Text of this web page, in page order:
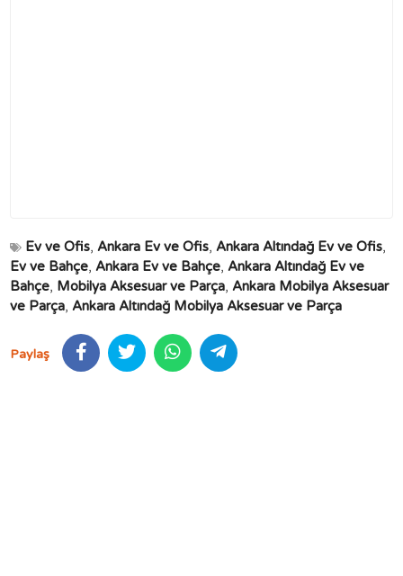
Ev ve Ofis,Ankara Ev ve Ofis,Ankara Altındağ Ev ve Ofis,
Ev ve Bahçe,Ankara Ev ve Bahçe,Ankara Altındağ Ev ve
Bahçe, Mobilya Aksesuar ve Parça,Ankara Mobilya Aksesuar
ve Parça,Ankara Altındağ Mobilya Aksesuar ve Parça
Paylaş